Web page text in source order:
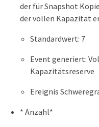
der für Snapshot
der vollen Kapazität
Standardwert: 7
Event generiert:
Kapazitätsreserve
Ereignis
* Anzahl*